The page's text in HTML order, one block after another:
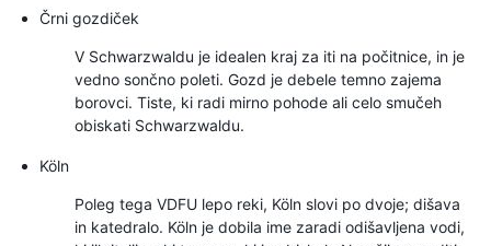
Črni gozdiček
V Schwarzwaldu je idealen kraj za iti na počitnice, in je
vedno sončno poleti. Gozd je debele temno zajema
borovci. Tiste, ki radi mirno pohode ali celo smučeh
obiskati Schwarzwaldu.
Köln
Poleg tega VDFU lepo reki, Köln slovi po dvoje; dišava
in katedralo. Köln je dobila ime zaradi odišavljena vodi,